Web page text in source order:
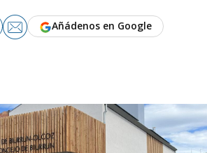
Añádenos en Google